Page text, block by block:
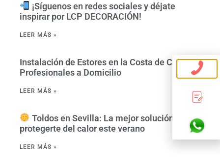
¡Síguenos en redes sociales y déjate
inspirar por LCP DECORACIÓN!
LEER MÁS »
Instalación de Estores en la Costa de Cádiz –
Profesionales a Domicilio
LEER MÁS »
Toldos en Sevilla: La mejor solución para
protegerte del calor este verano
LEER MÁS »